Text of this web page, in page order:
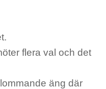
flera val och det
äng där